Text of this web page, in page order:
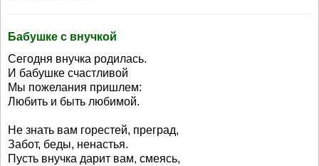
Бабушке с внучкой
Сегодня внучка родилась.
И бабушке счастливой
Мы пожелания пришлем:
Любить и быть любимой.
Не знать вам горестей, преград,
Забот, беды, ненастья.
Пусть внучка дарит вам, смеясь,